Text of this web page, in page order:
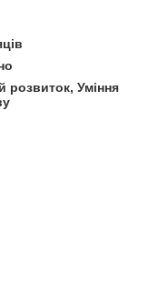
розвиток, Уміння